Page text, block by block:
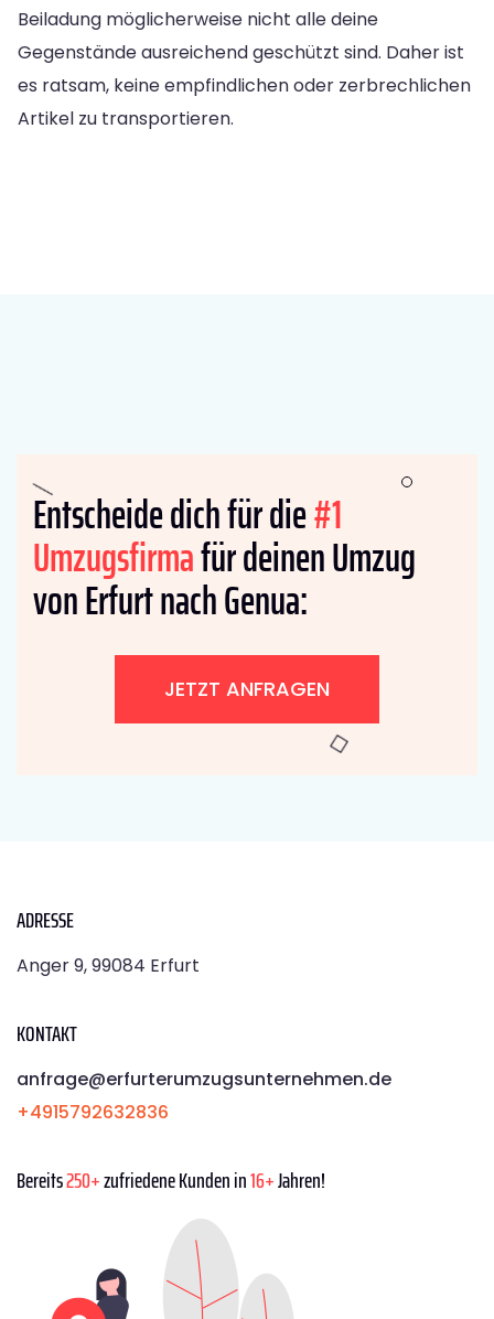
Beiladung möglicherweise nicht alle deine
Gegenstände ausreichend geschützt sind. Daher ist
es ratsam, keine empfindlichen oder zerbrechlichen
Artikel zu transportieren.
Entscheide dich für die#1
Umzugsfirmafür deinen Umzug
von Erfurt nach Genua:
JETZT ANFRAGEN
ADRESSE
Anger 9, 99084 Erfurt
KONTAKT
anfrage@erfurterumzugsunternehmen.de
+4915792632836
Bereits250+zufriedene Kunden in16+Jahren!